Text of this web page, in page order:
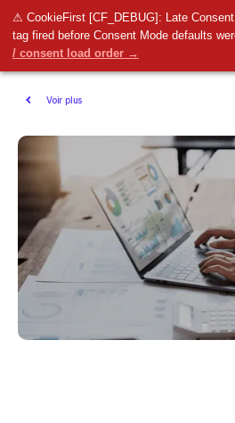
⚠ CookieFirst [CF_DEBUG]: Late
tag fired before Consent Mode defaults
/ consent load order →
Voir plus